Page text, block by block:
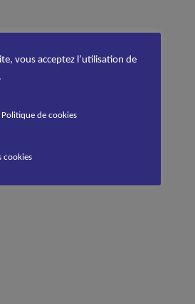
vous acceptez l’utilisation de
Politique de cookies
cookies